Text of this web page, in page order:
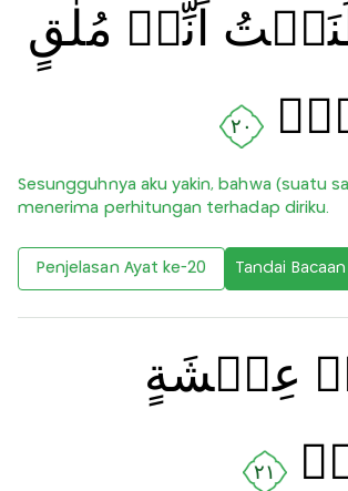
اَنِّىۡ مُلٰقٍ
٢٠
Sesungguhnya aku yakin, bahwa (suatu
menerima perhitungan terhadap diriku.
Penjelasan Ayat ke-20 Tandai Bacaan
عِيۡشَةٍ
٢١